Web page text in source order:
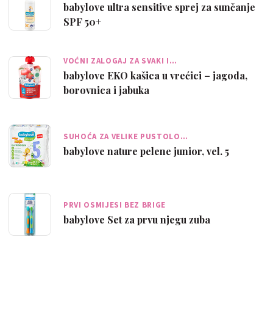
babylove ultra sensitive sprej za sunčanje
SPF 50+
VOĆNI ZALOGAJ ZA SVAKI I…
babylove EKO kašica u vrećici – jagoda,
borovnica i jabuka
SUHOĆA ZA VELIKE PUSTOLO…
babylove nature pelene junior, vel. 5
PRVI OSMIJESI BEZ BRIGE
babylove Set za prvu njegu zuba